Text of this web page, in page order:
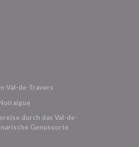
Val-de-Travers
durch das Val-de-
Genussorte